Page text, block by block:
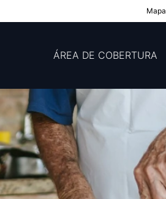
Mapa
ÁREA DE COBERTURA